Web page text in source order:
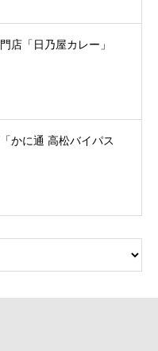
店「日乃屋カレー」
かに通 高松バイパス